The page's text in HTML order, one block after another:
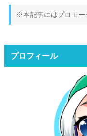
※本記事にはプロモー
プロフィール